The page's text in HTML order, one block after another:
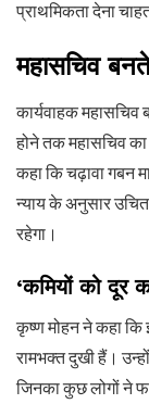
प्राथमिकता देना
महासचिव
कार्यवाहक महासचिव
होने तक महासचिव का
कहा कि चढ़ावा गबन
न्याय के अनुसार
रहेगा।
‘कमियों को दूर
कृष्ण मोहन ने कहा
रामभक्त दुखी हैं।
जिनका कुछ लोगों ने